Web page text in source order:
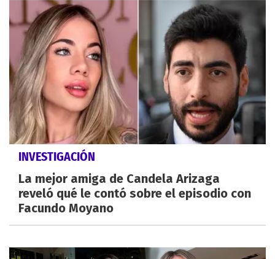
INVESTIGACIÓN
La mejor amiga de Candela Arizaga
reveló qué le contó sobre el episodio con
Facundo Moyano